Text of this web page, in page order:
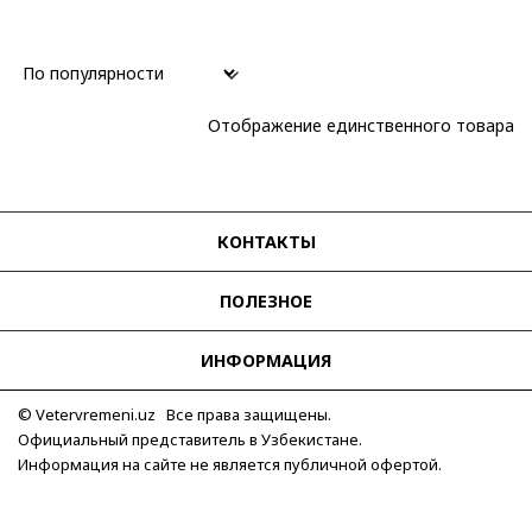
Отображение единственного товара
КОНТАКТЫ
ПОЛЕЗНОЕ
ИНФОРМАЦИЯ
© Vetervremeni.uz Все права защищены.
Официальный представитель в Узбекистане.
Информация на сайте не является публичной офертой.